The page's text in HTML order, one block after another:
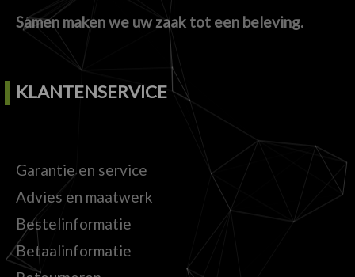
Samen maken we uw zaak tot een beleving.
KLANTENSERVICE
Garantie en service
Advies en maatwerk
Bestelinformatie
Betaalinformatie